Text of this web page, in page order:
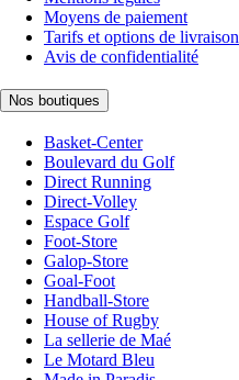
Moyens de paiement
Tarifs et options de livraison
Avis de confidentialité
Nos boutiques
Basket-Center
Boulevard du Golf
Direct Running
Direct-Volley
Espace Golf
Foot-Store
Galop-Store
Goal-Foot
Handball-Store
House of Rugby
La sellerie de Maé
Le Motard Bleu